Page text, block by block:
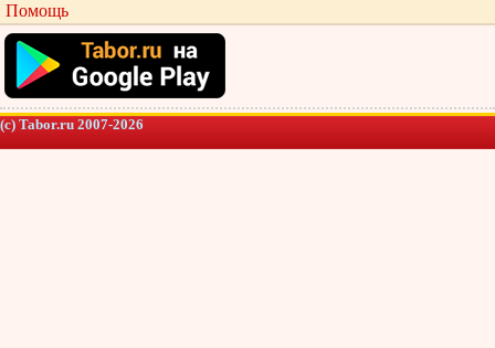
Помощь
(c) Tabor.ru 2007-2026